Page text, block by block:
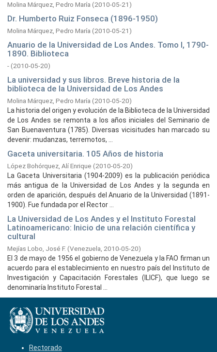
Molina Márquez, Pedro María (2010-05-21)
Dr. Humberto Ruiz Fonseca (1896-1950)
Molina Márquez, Pedro María (2010-05-21)
Anuario de la Universidad de Los Andes. Tomo I, 1790-
1890. Biblioteca
-(2010-05-20)
La universidad y sus libros. Breve historia de la
biblioteca de la Universidad de Los Andes
Molina Márquez, Pedro María (2010-05-20)
La historia del origen y evolución de la Biblioteca de la Universidad
de Los Andes se remonta a los años iniciales del Seminario de
San Buenaventura (1785). Diversas vicisitudes han marcado su
devenir: mudanzas, terremotos, ...
Gaceta universitaria. 105 Años de historia
López Bohórquez, Alí Enrique (2010-05-20)
La Gaceta Universitaria (1904-2009) es la publicación periódica
más antigua de la Universidad de Los Andes y la segunda en
orden de aparición, después del Anuario de la Universidad (1891-
1900). Fue fundada por el Rector ...
La Universidad de Los Andes y el Instituto Forestal
Latinoamericano: Inicio de una relación científica y
cultural
Mejías Lobo, José F. (Venezuela, 2010-05-20)
El 3 de mayo de 1956 el gobierno de Venezuela y la FAO firman un
acuerdo para el establecimiento en nuestro país del Instituto de
Investigación y Capacitación Forestales (ILICF), que luego se
denominaría Instituto Forestal ...
Rectorado